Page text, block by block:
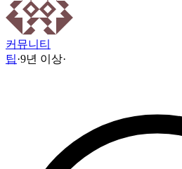
커뮤니티
팁·9년 이상·